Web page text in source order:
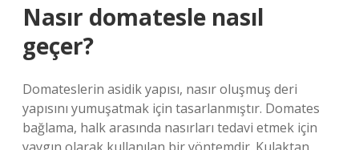
Nasır domatesle nasıl
geçer?
Domateslerin asidik yapısı, nasır oluşmuş deri
yapısını yumuşatmak için tasarlanmıştır. Domates
bağlama, halk arasında nasırları tedavi etmek için